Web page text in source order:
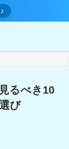
るべき10
び